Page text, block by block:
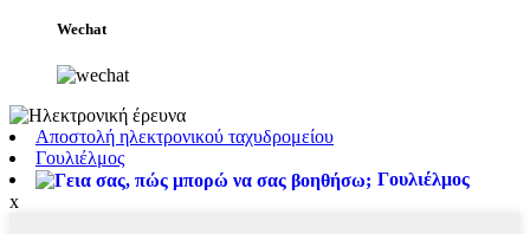
Wechat
Αποστολή ηλεκτρονικού ταχυδρομείου
Γουλιέλμος
Γουλιέλμος
x